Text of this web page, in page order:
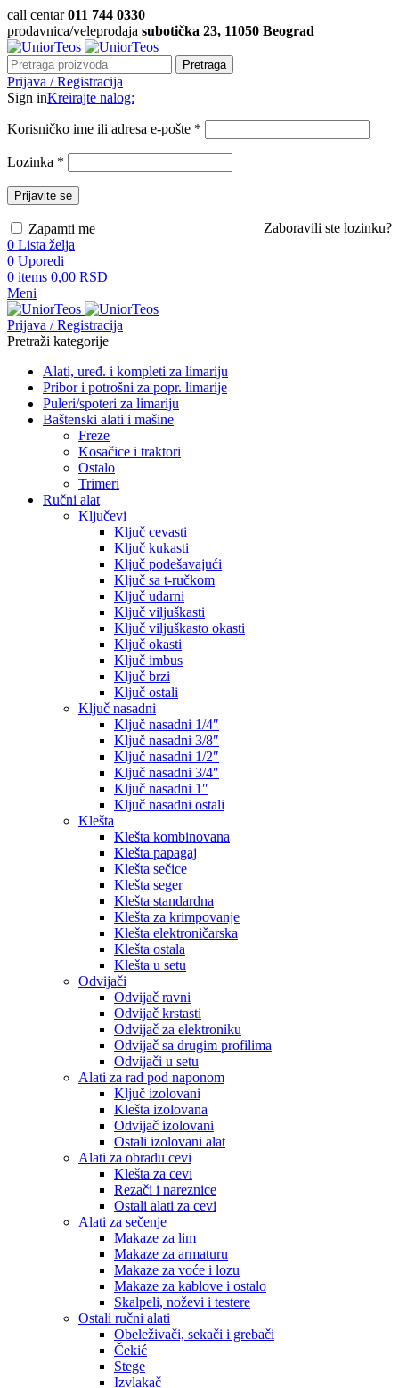
call centar011 744 0330
prodavnica/veleprodaja subotička 23, 11050 Beograd
Pretraga
Prijava / Registracija
Sign inKreirajte nalog:
Korisničko ime ili adresa e-pošte *
Lozinka *
Prijavite se
Zaboravili ste lozinku?
Zapamti me
0 Lista želja
0 Uporedi
0 items 0,00 RSD
Meni
Prijava / Registracija
Pretraži kategorije
Alati, uređ. i kompleti za limariju
Pribor i potrošni za popr. limarije
Puleri/spoteri za limariju
Baštenski alati i mašine
Freze
Kosačice i traktori
Ostalo
Trimeri
Ručni alat
Ključevi
Ključ cevasti
Ključ kukasti
Ključ podešavajući
Ključ sa t-ručkom
Ključ udarni
Ključ viljuškasti
Ključ viljuškasto okasti
Ključ okasti
Ključ imbus
Ključ brzi
Ključ ostali
Ključ nasadni
Ključ nasadni 1/4″
Ključ nasadni 3/8″
Ključ nasadni 1/2″
Ključ nasadni 3/4″
Ključ nasadni 1″
Ključ nasadni ostali
Klešta
Klešta kombinovana
Klešta papagaj
Klešta sečice
Klešta seger
Klešta standardna
Klešta za krimpovanje
Klešta elektroničarska
Klešta ostala
Klešta u setu
Odvijači
Odvijač ravni
Odvijač krstasti
Odvijač za elektroniku
Odvijač sa drugim profilima
Odvijači u setu
Alati za rad pod naponom
Ključ izolovani
Klešta izolovana
Odvijač izolovani
Ostali izolovani alat
Alati za obradu cevi
Klešta za cevi
Rezači i nareznice
Ostali alati za cevi
Alati za sečenje
Makaze za lim
Makaze za armaturu
Makaze za voće i lozu
Makaze za kablove i ostalo
Skalpeli, noževi i testere
Ostali ručni alati
Obeleživači, sekači i grebači
Čekić
Stege
Izvlakač